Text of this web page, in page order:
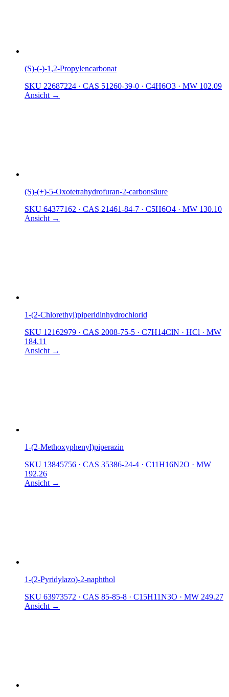
(S)-(-)-1,2-Propylencarbonat
SKU 22687224 · CAS 51260-39-0 · C4H6O3 · MW 102.09
Ansicht →
(S)-(+)-5-Oxotetrahydrofuran-2-carbonsäure
SKU 64377162 · CAS 21461-84-7 · C5H6O4 · MW 130.10
Ansicht →
1-(2-Chlorethyl)piperidinhydrochlorid
SKU 12162979 · CAS 2008-75-5 · C7H14ClN · HCl · MW
184.11
Ansicht →
1-(2-Methoxyphenyl)piperazin
SKU 13845756 · CAS 35386-24-4 · C11H16N2O · MW
192.26
Ansicht →
1-(2-Pyridylazo)-2-naphthol
SKU 63973572 · CAS 85-85-8 · C15H11N3O · MW 249.27
Ansicht →